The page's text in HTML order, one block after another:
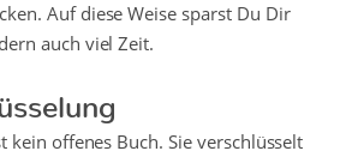
Auf diese Weise sparst Du Dir
auch viel Zeit.
kein offenes Buch. Sie verschlüsselt